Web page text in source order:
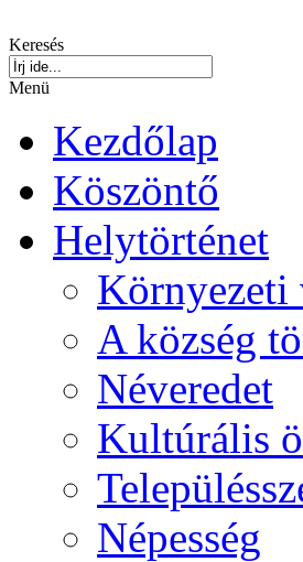
Keresés
Menü
Kezdőlap
Köszöntő
Helytörténet
Környezeti
A község
Néveredet
Kultúrális
Népesség